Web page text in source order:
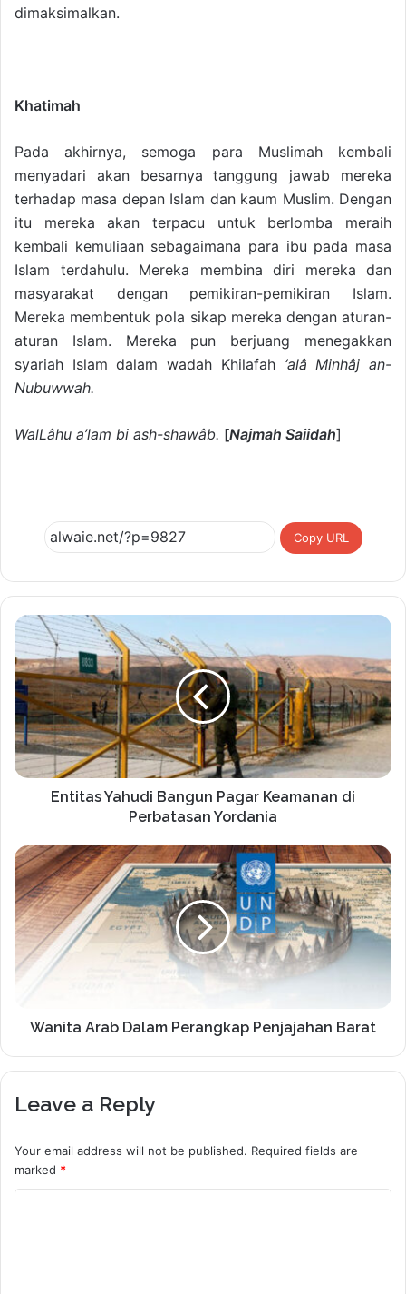
dimaksimalkan.
Khatimah
Pada akhirnya, semoga para Muslimah kembali
menyadari akan besarnya tanggung jawab mereka
terhadap masa depan Islam dan kaum Muslim. Dengan
itu mereka akan terpacu untuk berlomba meraih
kembali kemuliaan sebagaimana para ibu pada masa
Islam terdahulu. Mereka membina diri mereka dan
masyarakat dengan pemikiran-pemikiran Islam.
Mereka membentuk pola sikap mereka dengan aturan-
aturan Islam. Mereka pun berjuang menegakkan
syariah Islam dalam wadah Khilafah‘alâ Minhâj an-
Nubuwwah.
WalLâhu a’lam bi ash-shawâb. [Najmah Saiidah]
Copy URL
Entitas Yahudi Bangun Pagar Keamanan di
Perbatasan Yordania
Wanita Arab Dalam Perangkap Penjajahan Barat
Leave a Reply
Your email address will not be published. Required fields are
marked *